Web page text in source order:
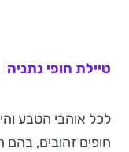
טיילת חופי נתניה
חופים זהובים, בהם